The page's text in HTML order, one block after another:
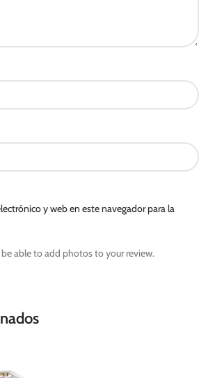
y web en este navegador para la
able to add photos to your review.